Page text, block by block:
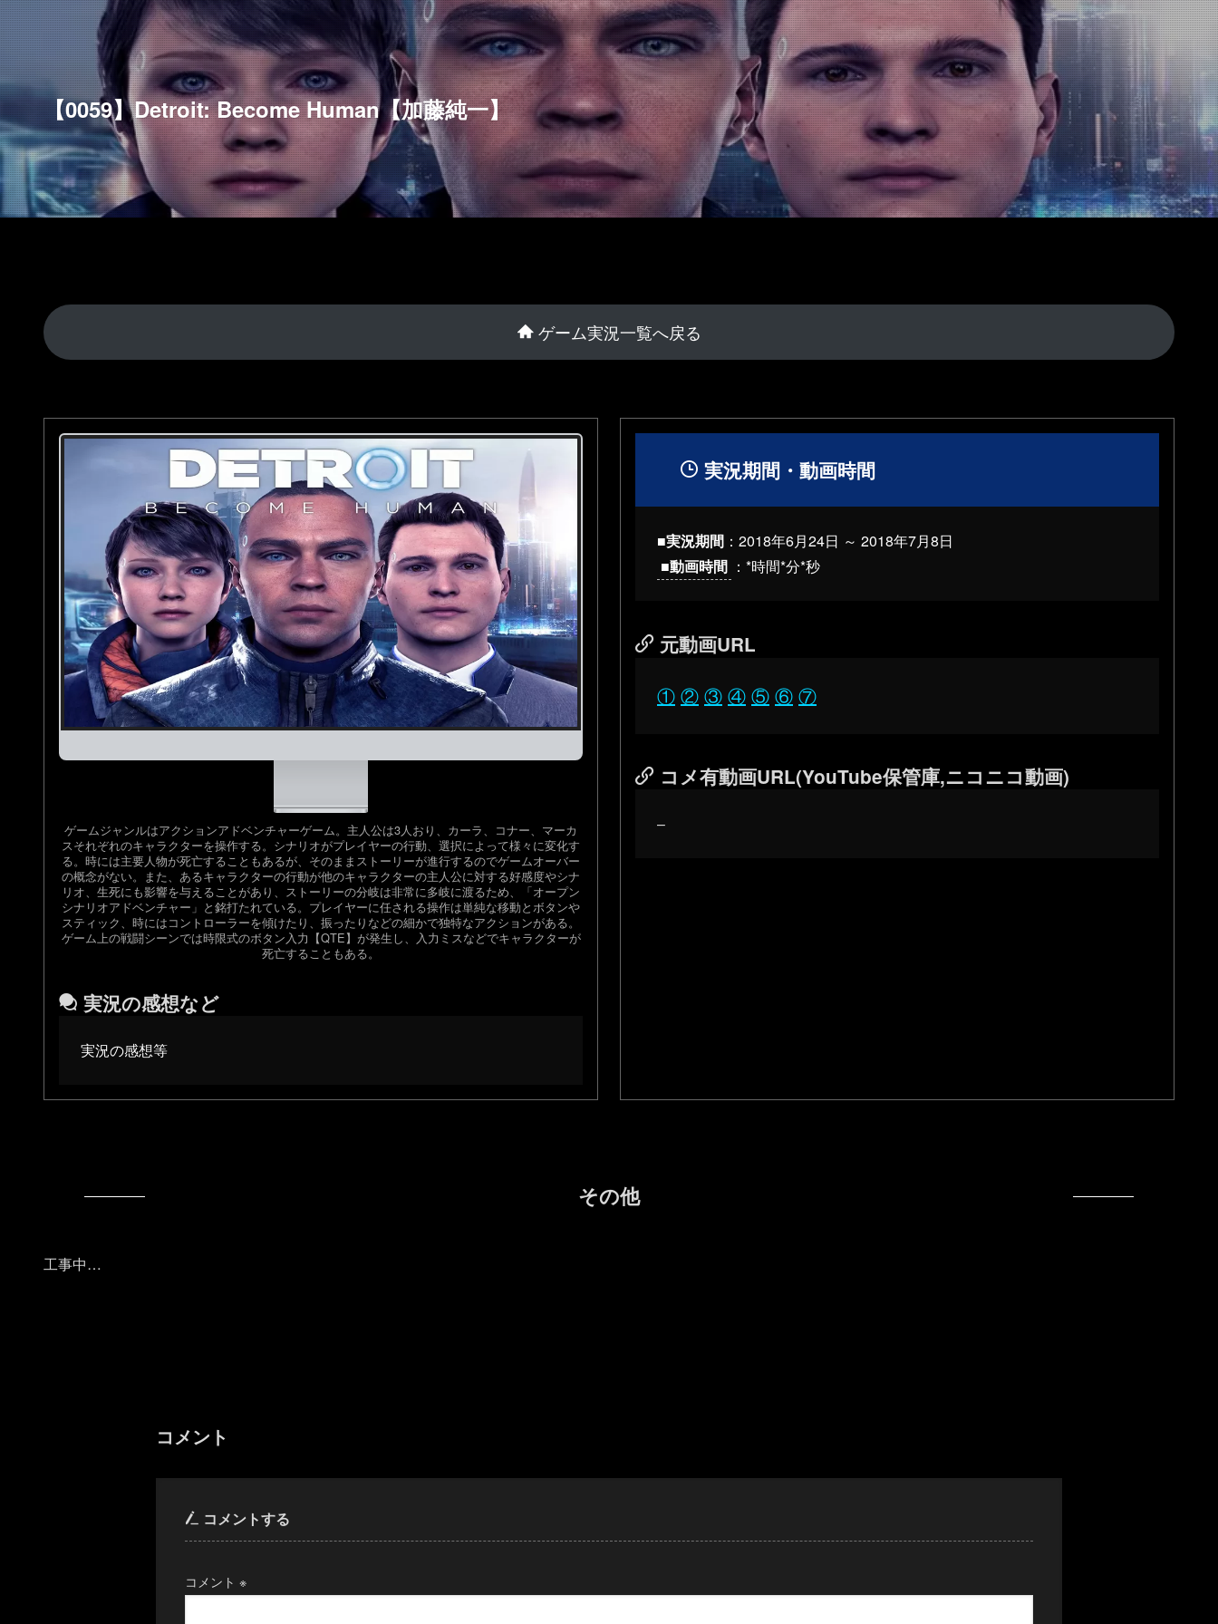
【0059】Detroit: Become Human【加藤純一】
ゲーム実況一覧へ戻る
ゲームジャンルはアクションアドベンチャーゲーム。主人公は3人おり、カーラ、コナー、マーカ
スそれぞれのキャラクターを操作する。シナリオがプレイヤーの行動、選択によって様々に変化す
る。時には主要人物が死亡することもあるが、そのままストーリーが進行するのでゲームオーバー
の概念がない。また、あるキャラクターの行動が他のキャラクターの主人公に対する好感度やシナ
リオ、生死にも影響を与えることがあり、ストーリーの分岐は非常に多岐に渡るため、「オープン
シナリオアドベンチャー」と銘打たれている。プレイヤーに任される操作は単純な移動とボタンや
スティック、時にはコントローラーを傾けたり、振ったりなどの細かで独特なアクションがある。
ゲーム上の戦闘シーンでは時限式のボタン入力【QTE】が発生し、入力ミスなどでキャラクターが
死亡することもある。
実況の感想など
実況の感想等
実況期間・動画時間
■実況期間 ： 2018年6月24日 ～ 2018年7月8日
■動画時間 ：*時間*分*秒
元動画URL
① ② ③ ④ ⑤ ⑥ ⑦
コメ有動画URL(YouTube保管庫,ニコニコ動画)
–
その他
工事中…
コメント
コメントする
コメント ※